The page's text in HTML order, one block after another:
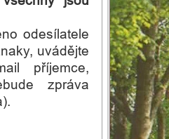
odesílatele
uvádějte
příjemce,
zpráva